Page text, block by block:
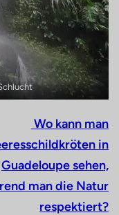
Wo kann man
in
Guadeloupe sehen,
man die Natur
respektiert?